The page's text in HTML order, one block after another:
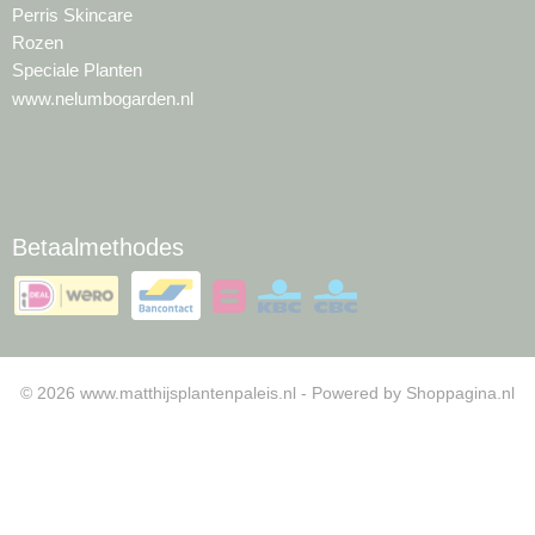
Perris Skincare
Rozen
Speciale Planten
www.nelumbogarden.nl
Betaalmethodes
© 2026 www.matthijsplantenpaleis.nl - Powered by Shoppagina.nl